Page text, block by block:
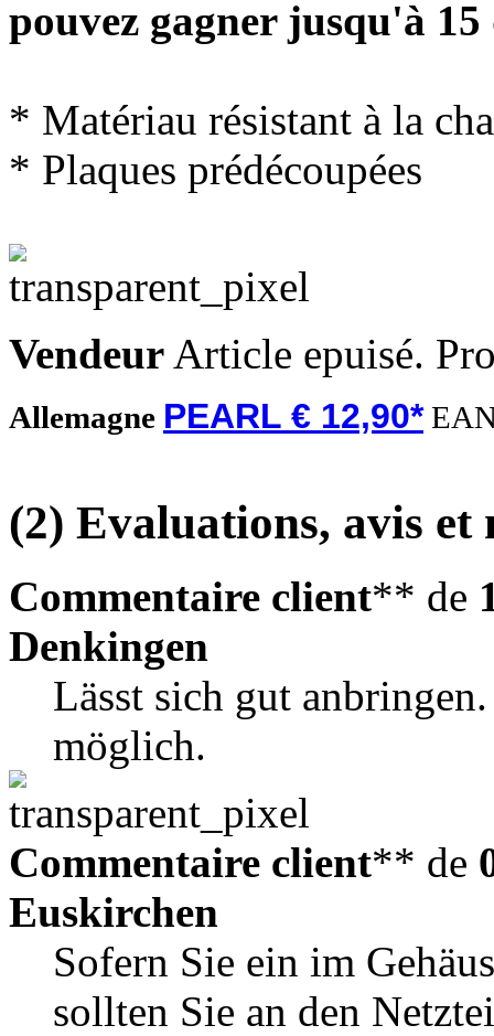
pouvez gagner jusqu'à 15
* Matériau résistant à la
* Plaques prédécoupées
Vendeur Article epuisé.
Allemagne PEARL € 12,90*
(2) Evaluations, avis et
Commentaire client** de
Denkingen
Lässt sich gut
möglich.
Commentaire client** de
Euskirchen
Sofern Sie ein im
sollten Sie an den